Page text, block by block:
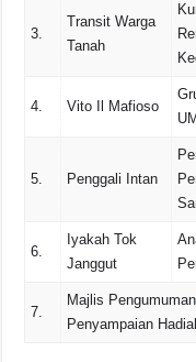
3.
Transit Warga
Tanah
4. Vito Il Mafioso
5. Penggali Intan
6.
Iyakah Tok
Janggut
7.
Majlis
Penyampaian